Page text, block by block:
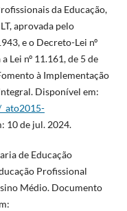
da Educação,
aprovada pelo
e o Decreto-Lei nº
Lei nº 11.161, de 5 de
à Implementação
Disponível em:
10 de jul. 2024.
de Educação
Profissional
Médio. Documento